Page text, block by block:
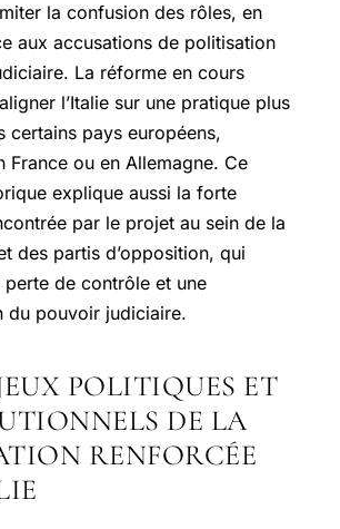
la confusion des rôles, en
aux accusations de politisation
La réforme en cours
l’Italie sur une pratique plus
certains pays européens,
France ou en Allemagne. Ce
explique aussi la forte
par le projet au sein de la
des partis d’opposition, qui
perte de contrôle et une
du pouvoir judiciaire.
POLITIQUES ET
DE LA
RENFORCÉE